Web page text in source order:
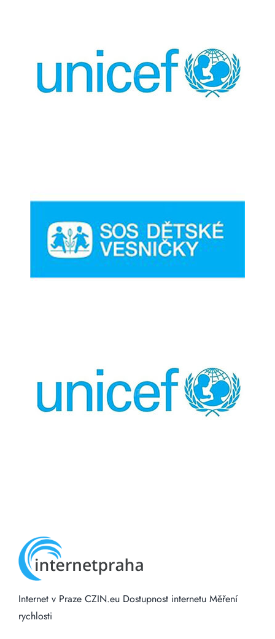
Internet v Praze CZIN.eu Dostupnost internetu Měření
rychlosti